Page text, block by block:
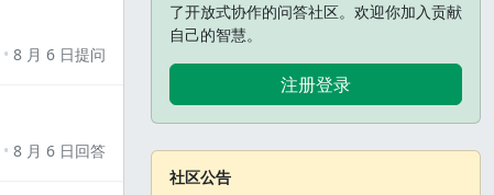
8 月 6 日提问
8 月 6 日回答
了开放式协作的问答社区。欢迎你加入贡献
自己的智慧。
注册登录
社区公告